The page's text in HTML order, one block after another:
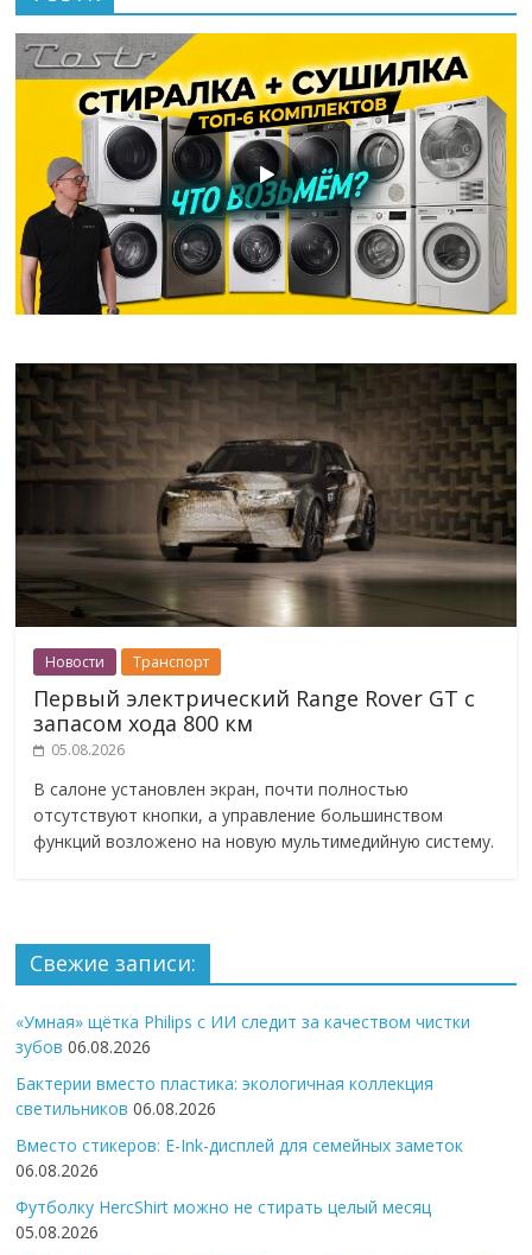
Новости Транспорт
Первый электрический Range Rover GT с
запасом хода 800 км
05.08.2026
В салоне установлен экран, почти полностью
отсутствуют кнопки, а управление большинством
функций возложено на новую мультимедийную систему.
Свежие записи:
«Умная» щётка Philips с ИИ следит за качеством чистки
зубов 06.08.2026
Бактерии вместо пластика: экологичная коллекция
светильников 06.08.2026
Вместо стикеров: E-Ink-дисплей для семейных заметок
06.08.2026
Футболку HercShirt можно не стирать целый месяц
05.08.2026